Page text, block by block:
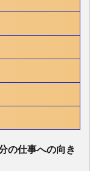
の仕事への向き